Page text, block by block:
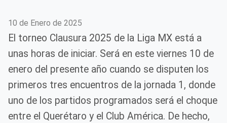
10 de Enero de 2025
El torneo Clausura 2025 de la Liga MX está a
unas horas de iniciar. Será en este viernes 10 de
enero del presente año cuando se disputen los
primeros tres encuentros de la jornada 1, donde
uno de los partidos programados será el choque
entre el Querétaro y el Club América. De hecho,